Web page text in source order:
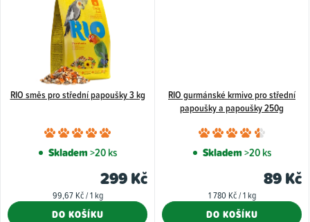
RIO směs pro střední papoušky 3 kg
Průměrné
hodnocení
je
5,0
Skladem>20 ks
299 Kč
Měrná
99,67 Kč / 1 kg
DO KOŠÍKU
RIO gurmánské krmivo pro střední
papoušky a papoušky 250g
je
4,5
Skladem>20 ks
89 Kč
Měrná
1 780 Kč / 1 kg
DO KOŠÍKU